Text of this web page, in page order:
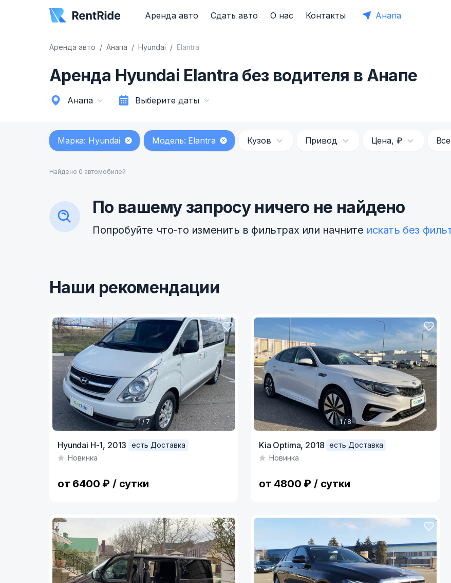
Аренда авто Сдать авто О нас Контакты Анапа
Аренда авто Анапа Hyundai Elantra
Аренда Hyundai Elantra без водителя в Анапе
Анапа Выберите даты
Марка: Hyundai Модель: Elantra Кузов Привод Цена, ₽
Найдено 0 автомобилей
По вашему запросу ничего не найдено
Попробуйте что-то изменить в фильтрах или начните искать без
Наши рекомендации
of
1 / 7
Hyundai H-1, 2013
есть Доставка
Новинка
от 6400 ₽ / сутки
of
1 / 8
Kia Optima, 2018
есть Доставка
Новинка
от 4800 ₽ / сутки